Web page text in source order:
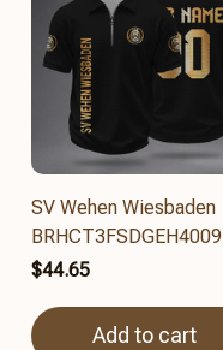
SV Wehen Wiesbaden
BRHCT3FSDGEH4009
$44.65
Add to cart